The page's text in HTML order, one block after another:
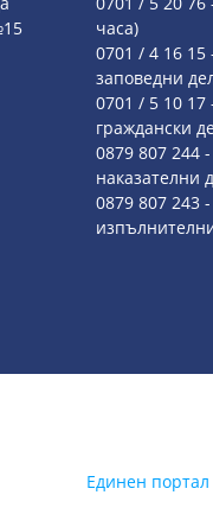
часа)
0701 / 4 16 15
заповедни
0701 / 5 10 17
граждански
0879 807 244
наказателни
0879 807 243
Единен